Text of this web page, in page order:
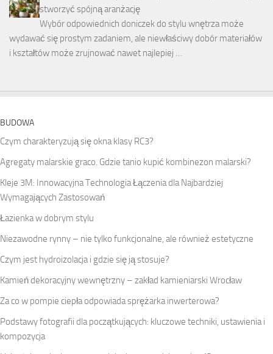
stworzyć spójną aranżację
Wybór odpowiednich doniczek do stylu wnętrza może
wydawać się prostym zadaniem, ale niewłaściwy dobór materiałów
i kształtów może zrujnować nawet najlepiej …
BUDOWA
Czym charakteryzują się okna klasy RC3?
Agregaty malarskie graco. Gdzie tanio kupić kombinezon malarski?
Kleje 3M: Innowacyjna Technologia Łączenia dla Najbardziej
Wymagających Zastosowań
Łazienka w dobrym stylu
Niezawodne rynny – nie tylko funkcjonalne, ale również estetyczne
Czym jest hydroizolacja i gdzie się ją stosuje?
Kamień dekoracyjny wewnętrzny – zakład kamieniarski Wrocław
Za co w pompie ciepła odpowiada sprężarka inwerterowa?
Podstawy fotografii dla początkujących: kluczowe techniki, ustawienia i
kompozycja